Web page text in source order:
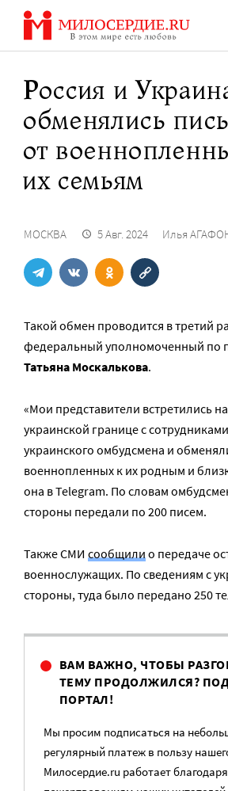
Перейти
содержанию
Россия и
обменялись
от
их семьям
МОСКВА 5 Авг. 2024 Илья
Такой обмен проводится в третий
федеральный уполномоченный по
Татьяна Москалькова.
«Мои представители встретились
украинской границе с
украинского омбудсмена и
военнопленных к их родным и
она в Telegram. По словам
стороны передали по 200 писем.
Также СМИ сообщилио передаче
военнослужащих. По сведениям с
стороны, туда было передано 250
ВАМ ВАЖНО, ЧТОБЫ
ТЕМУ ПРОДОЛЖИЛСЯ?
ПОРТАЛ!
Мы просим подписаться на
регулярный платеж в пользу
Милосердие.ru работает